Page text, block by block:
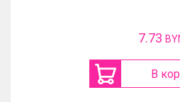
7.73
В